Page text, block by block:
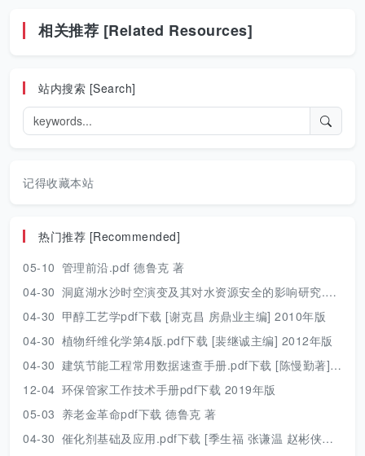
相关推荐 [Related Resources]
站内搜索 [Search]
记得收藏本站
热门推荐 [Recommended]
05-10 管理前沿.pdf 德鲁克 著
04-30 洞庭湖水沙时空演变及其对水资源安全的影响研究.pdf 胡光伟 著 2017年版
04-30 甲醇工艺学pdf下载 [谢克昌 房鼎业主编] 2010年版
04-30 植物纤维化学第4版.pdf下载 [裴继诚主编] 2012年版
04-30 建筑节能工程常用数据速查手册.pdf下载 [陈慢勤著] 2010年版
12-04 环保管家工作技术手册pdf下载 2019年版
05-03 养老金革命pdf下载 德鲁克 著
04-30 催化剂基础及应用.pdf下载 [季生福 张谦温 赵彬侠编] 2011年版